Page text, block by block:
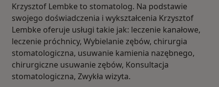
Krzysztof Lembke to stomatolog. Na podstawie
swojego doświadczenia i wykształcenia Krzysztof
Lembke oferuje usługi takie jak: leczenie kanałowe,
leczenie próchnicy, Wybielanie zębów, chirurgia
stomatologiczna, usuwanie kamienia nazębnego,
chirurgiczne usuwanie zębów, Konsultacja
stomatologiczna, Zwykła wizyta.